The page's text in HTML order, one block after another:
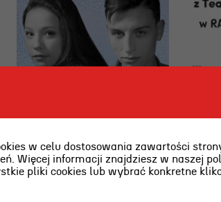
O najpiękniejszej scenie
teatralnej w Polsce w
w celu dostosowania zawartości
Więcej informacji znajdziesz w naszej
pliki cookies lub wybrać konkretne